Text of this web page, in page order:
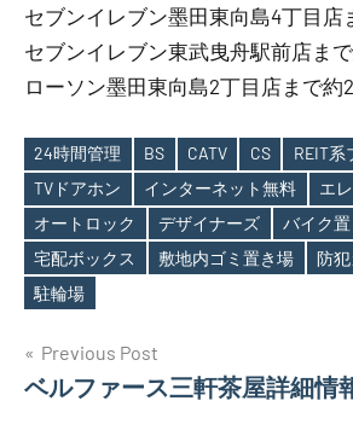
セブンイレブン墨田東向島4丁目店
セブンイレブン東武曳舟駅前店ま
ローソン墨田東向島2丁目店まで約
Tags
24時間管理 BS CATV CS
REIT
TVドアホン
インターネット無料
エ
オートロック
デザイナーズ バイク
宅配ボックス
敷地内ゴミ置き場 防
駐輪場
投
稿
Previous Post
ベルファース三軒茶屋詳細情